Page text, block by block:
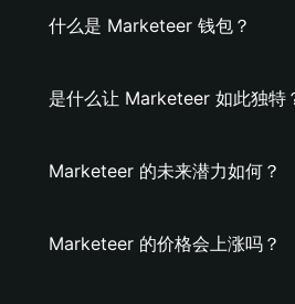
什么是 Marketeer 钱包？
是什么让 Marketeer 如此独特
Marketeer 的未来潜力如何？
Marketeer 的价格会上涨吗？